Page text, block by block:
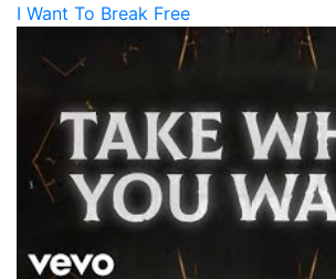
I Want To Break Free